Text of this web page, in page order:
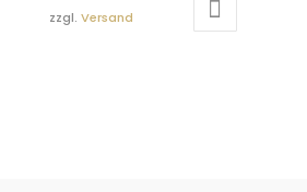
zzgl. Versand